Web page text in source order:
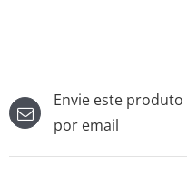
Envie este produto
por email